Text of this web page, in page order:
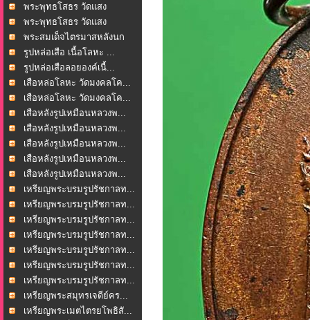
ธรรม...พระพุทธโสธร วัดแสง
ธรรม...พระพุทธโสธร วัดแสง
ธรรม...พระสมเด็จไตรมาสหลังนก
...
รูปหล่อเสือ เนื้อโลหะ ...
รูปหล่อเสือลอยองค์เนื้...
เสือหล่อโลหะ วัดมงคลโค...
เสือหล่อโลหะ วัดมงคลโค...
เสือหลังรูปเหมือนหลวงพ...
เสือหลังรูปเหมือนหลวงพ...
เสือหลังรูปเหมือนหลวงพ...
เสือหลังรูปเหมือนหลวงพ...
เสือหลังรูปเหมือนหลวงพ...
เหรียญพระบรมรูปรัชกาลท...
เหรียญพระบรมรูปรัชกาลท...
เหรียญพระบรมรูปรัชกาลท...
เหรียญพระบรมรูปรัชกาลท...
เหรียญพระบรมรูปรัชกาลท...
เหรียญพระบรมรูปรัชกาลท...
เหรียญพระบรมรูปรัชกาลท...
เหรียญพระสมุทรเจดีย์คร...
เหรียญพระเมตไตรยโพธิสั...